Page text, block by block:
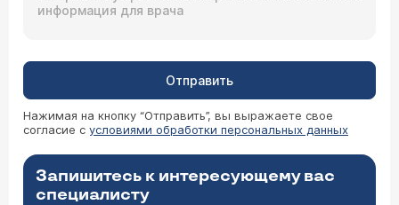
Отправить
Нажимая на кнопку “Отправить”, вы выражаете свое
согласие с условиями обработки персональных данных
Запишитесь к интересующему вас
специалисту